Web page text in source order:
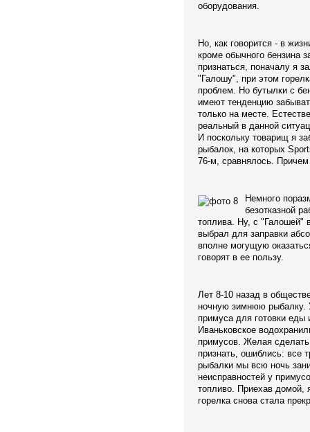
оборудования.
Но, как говорится - в
кроме обычного бензина
признаться, поначалу я
"Галошу", при этом
проблем. Но бутылки с
имеют тенденцию
только на месте.
реальный в данной
И поскольку товарищ я
рыбалок, на которых
76-м, сравнялось.
Немного
безотказной
топлива. Ну, с "Галошей"
выбрал для заправки
вполне могущую
говорят в ее пользу.
Лет 8-10 назад в
ночную зимнюю рыбалку.
примуса для готовки еды
Иваньковское
примусов. Желая
признать, ошиблись: все
рыбалки мы всю ночь
неисправностей у
топливо. Приехав домой,
горелка снова стала